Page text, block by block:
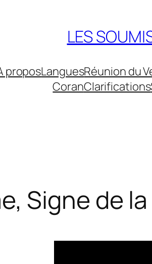
LES
proposLanguesRéunion du
CoranClarifications
Signe de